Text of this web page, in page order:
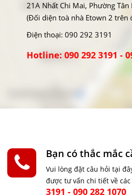
21A Nhất Chi Mai, Phường Tân
(Đối diện toà nhà Etown 2 trên
Điện thoại: 090 292 3191
Hotline: 090 292 3191 -
Bạn có thắc mắc
Vui lòng đặt câu hỏi tại
được tư vấn chi tiết về các
3191 - 090 282 1070